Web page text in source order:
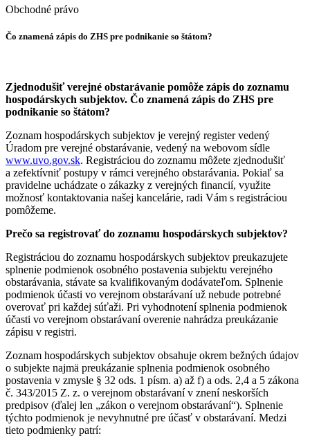
Obchodné právo
Čo znamená zápis do ZHS pre podnikanie so štátom?
Zjednodušiť verejné obstarávanie pomôže zápis do zoznamu
hospodárskych subjektov. Čo znamená zápis do ZHS pre
podnikanie so štátom?
Zoznam hospodárskych subjektov je verejný register vedený
Úradom pre verejné obstarávanie, vedený na webovom sídle
www.uvo.gov.sk. Registráciou do zoznamu môžete zjednodušiť
a zefektívniť postupy v rámci verejného obstarávania. Pokiaľ sa
pravidelne uchádzate o zákazky z verejných financií, využite
možnosť kontaktovania našej kancelárie, radi Vám s registráciou
pomôžeme.
Prečo sa registrovať do zoznamu hospodárskych subjektov?
Registráciou do zoznamu hospodárskych subjektov preukazujete
splnenie podmienok osobného postavenia subjektu verejného
obstarávania, stávate sa kvalifikovaným dodávateľom. Splnenie
podmienok účasti vo verejnom obstarávaní už nebude potrebné
overovať pri každej súťaži. Pri vyhodnotení splnenia podmienok
účasti vo verejnom obstarávaní overenie nahrádza preukázanie
zápisu v registri.
Zoznam hospodárskych subjektov obsahuje okrem bežných údajov
o subjekte najmä preukázanie splnenia podmienok osobného
postavenia v zmysle § 32 ods. 1 písm. a) až f) a ods. 2,4 a 5 zákona
č. 343/2015 Z. z. o verejnom obstarávaní v znení neskorších
predpisov (ďalej len „zákon o verejnom obstarávaní“). Splnenie
týchto podmienok je nevyhnutné pre účasť v obstarávaní. Medzi
tieto podmienky patrí: